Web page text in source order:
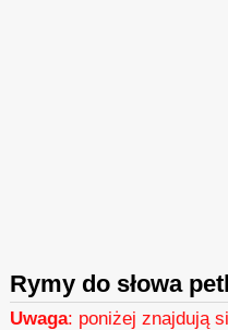
Rymy do słowa
Uwaga: poniżej znajdują